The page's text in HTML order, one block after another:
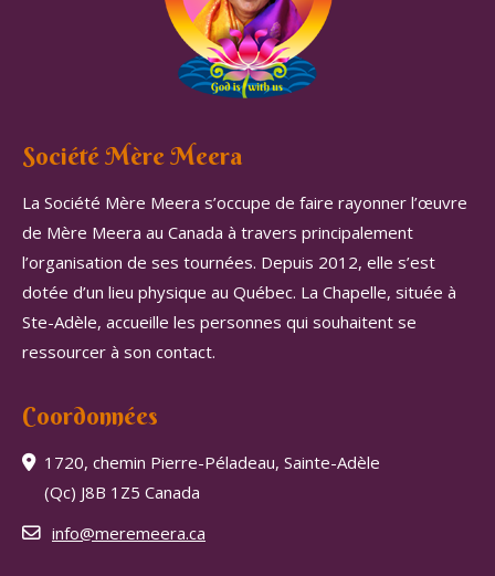
Société Mère Meera
La Société Mère Meera s’occupe de faire rayonner l’œuvre
de Mère Meera au Canada à travers principalement
l’organisation de ses tournées. Depuis 2012, elle s’est
dotée d’un lieu physique au Québec. La Chapelle, située à
Ste-Adèle, accueille les personnes qui souhaitent se
ressourcer à son contact.
Coordonnées
1720, chemin Pierre-Péladeau, Sainte-Adèle
(Qc) J8B 1Z5 Canada
info@meremeera.ca